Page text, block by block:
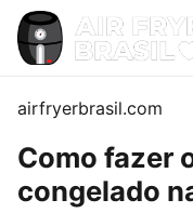
airfryerbrasil.com
Como fazer
congelado